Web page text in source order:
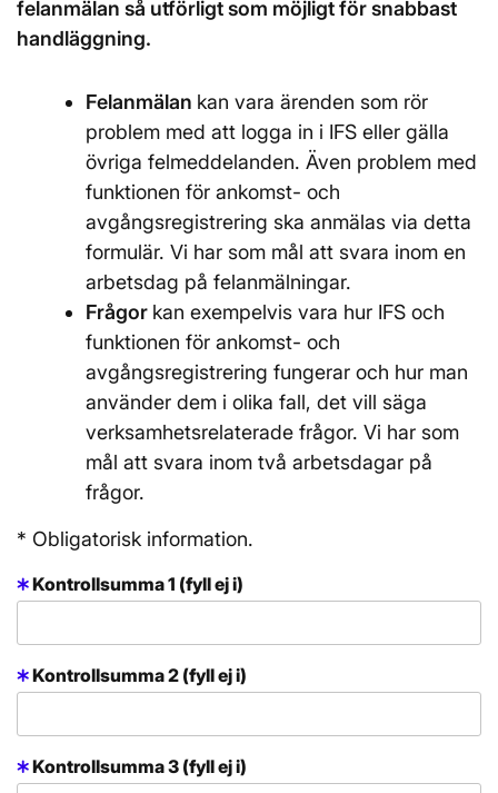
felanmälan så utförligt som möjligt för snabbast
handläggning.
Felanmälan kan vara ärenden som rör
problem med att logga in i IFS eller gälla
övriga felmeddelanden. Även problem med
funktionen för ankomst- och
avgångsregistrering ska anmälas via detta
formulär. Vi har som mål att svara inom en
arbetsdag på felanmälningar.
Frågor kan exempelvis vara hur IFS och
funktionen för ankomst- och
avgångsregistrering fungerar och hur man
använder dem i olika fall, det vill säga
verksamhetsrelaterade frågor. Vi har som
mål att svara inom två arbetsdagar på
frågor.
* Obligatorisk information.
Kontrollsumma 1 (fyll ej i)
Kontrollsumma 2 (fyll ej i)
Kontrollsumma 3 (fyll ej i)